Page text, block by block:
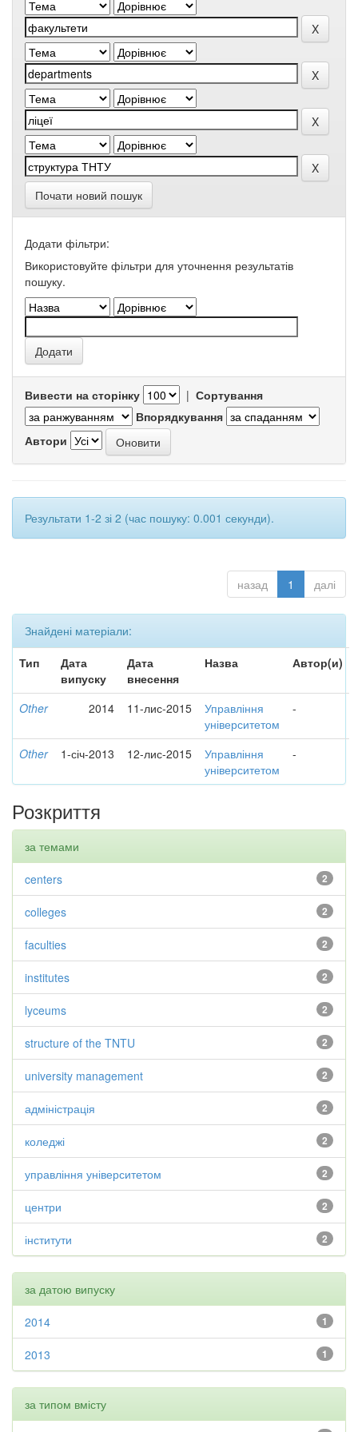
Почати новий пошук
Додати фільтри:
Використовуйте фільтри для уточнення результатів
пошуку.
Вивести на сторінку | Сортування
Впорядкування
Автори
Результати 1-2 зі 2 (час пошуку: 0.001 секунди).
назад 1 далі
Знайдені матеріали:
Тип
Дата
випуску
Дата
внесення
Назва Автор(и)
Other 2014 11-лис-2015
Управління
університетом
-
Other 1-січ-2013 12-лис-2015
Управління
університетом
-
Розкриття
за темами
2
centers
2
colleges
2
faculties
2
institutes
2
lyceums
2
structure of the TNTU
2
university management
2
адміністрація
2
коледжі
2
управління університетом
2
центри
2
інститути
за датою випуску
1
2014
1
2013
за типом вмісту